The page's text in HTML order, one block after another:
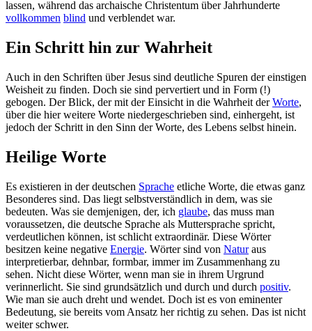
lassen, während das archaische Christentum über Jahrhunderte
vollkommen blind und verblendet war.
Ein Schritt hin zur Wahrheit
Auch in den Schriften über Jesus sind deutliche Spuren der einstigen
Weisheit zu finden. Doch sie sind pervertiert und in Form (!)
gebogen. Der Blick, der mit der Einsicht in die Wahrheit derWorte,
über die hier weitere Worte niedergeschrieben sind, einhergeht, ist
jedoch der Schritt in den Sinn der Worte, des Lebens selbst hinein.
Heilige Worte
Es existieren in der deutschen Sprache etliche Worte, die etwas ganz
Besonderes sind. Das liegt selbstverständlich in dem, was sie
bedeuten. Was sie demjenigen, der, ich glaube, das muss man
voraussetzen, die deutsche Sprache als Muttersprache spricht,
verdeutlichen können, ist schlicht extraordinär. Diese Wörter
besitzen keine negative Energie. Wörter sind von Naturaus
interpretierbar, dehnbar, formbar, immer im Zusammenhang zu
sehen. Nicht diese Wörter, wenn man sie in ihrem Urgrund
verinnerlicht. Sie sind grundsätzlich und durch und durch positiv.
Wie man sie auch dreht und wendet. Doch ist es von eminenter
Bedeutung, sie bereits vom Ansatz her richtig zu sehen. Das ist nicht
weiter schwer.